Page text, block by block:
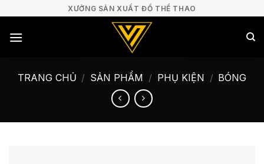
nội
XƯỞNG SẢN XUẤT ĐỒ THỂ THAO
TRANG CHỦ / SẢN PHẨM / PHỤ KIỆN / BÓNG